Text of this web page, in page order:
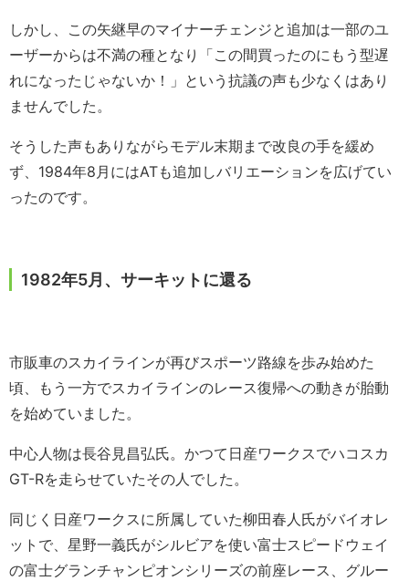
しかし、この矢継早のマイナーチェンジと追加は一部のユ
ーザーからは不満の種となり「この間買ったのにもう型遅
れになったじゃないか！」という抗議の声も少なくはあり
ませんでした。
そうした声もありながらモデル末期まで改良の手を緩め
ず、1984年8月にはATも追加しバリエーションを広げてい
ったのです。
1982年5月、サーキットに還る
市販車のスカイラインが再びスポーツ路線を歩み始めた
頃、もう一方でスカイラインのレース復帰への動きが胎動
を始めていました。
中心人物は長谷見昌弘氏。かつて日産ワークスでハコスカ
GT-Rを走らせていたその人でした。
同じく日産ワークスに所属していた柳田春人氏がバイオレ
ットで、星野一義氏がシルビアを使い富士スピードウェイ
の富士グランチャンピオンシリーズの前座レース、グルー